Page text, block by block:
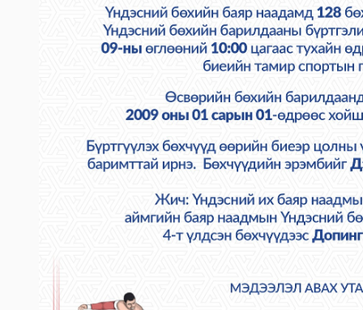
Өвөрхангай аймгийн цагдаагийн газар
2023-06-06 14:46:41
Булган аймгийн Засаг Даргын Тамгын
Дэлгэрэнгүй
2023-06-06 13:37:31
2023-06-05 22:55:03